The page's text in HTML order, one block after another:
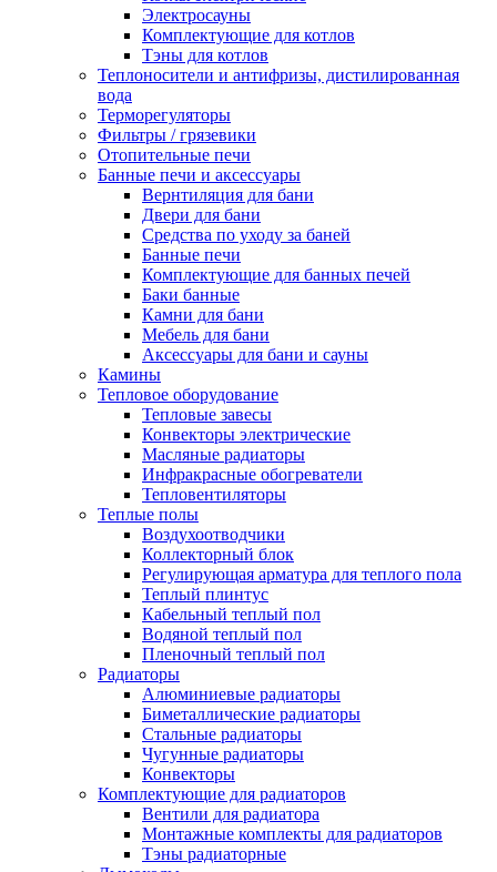
Электросауны
Комплектующие для котлов
Тэны для котлов
Теплоносители и антифризы, дистилированная
вода
Терморегуляторы
Фильтры / грязевики
Отопительные печи
Банные печи и аксессуары
Вернтиляция для бани
Двери для бани
Средства по уходу за баней
Банные печи
Комплектующие для банных печей
Баки банные
Камни для бани
Мебель для бани
Аксессуары для бани и сауны
Камины
Тепловое оборудование
Тепловые завесы
Конвекторы электрические
Масляные радиаторы
Инфракрасные обогреватели
Тепловентиляторы
Теплые полы
Воздухоотводчики
Коллекторный блок
Регулирующая арматура для теплого пола
Теплый плинтус
Кабельный теплый пол
Водяной теплый пол
Пленочный теплый пол
Радиаторы
Алюминиевые радиаторы
Биметаллические радиаторы
Стальные радиаторы
Чугунные радиаторы
Конвекторы
Комплектующие для радиаторов
Вентили для радиатора
Монтажные комплекты для радиаторов
Тэны радиаторные